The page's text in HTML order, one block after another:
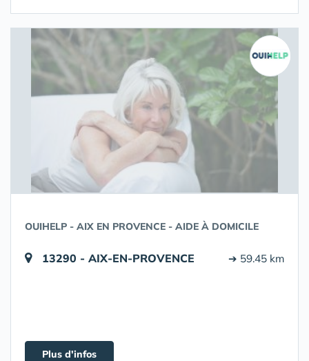
OUIHELP - AIX EN PROVENCE - AIDE À DOMICILE
13290 - AIX-EN-PROVENCE ➔ 59.45 km
Plus d'infos